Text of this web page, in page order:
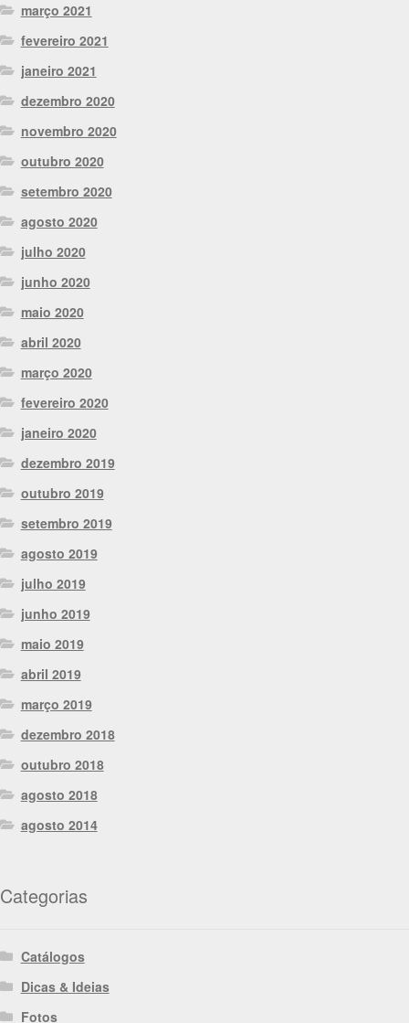
março 2021
fevereiro 2021
janeiro 2021
dezembro 2020
novembro 2020
outubro 2020
setembro 2020
agosto 2020
julho 2020
junho 2020
maio 2020
abril 2020
março 2020
fevereiro 2020
janeiro 2020
dezembro 2019
outubro 2019
setembro 2019
agosto 2019
julho 2019
junho 2019
maio 2019
abril 2019
março 2019
dezembro 2018
outubro 2018
agosto 2018
agosto 2014
Categorias
Catálogos
Dicas & Ideias
Fotos